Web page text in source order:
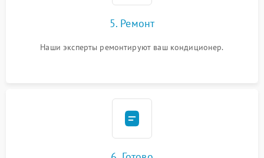
5. Ремонт
Наши эксперты ремонтируют ваш кондиционер.